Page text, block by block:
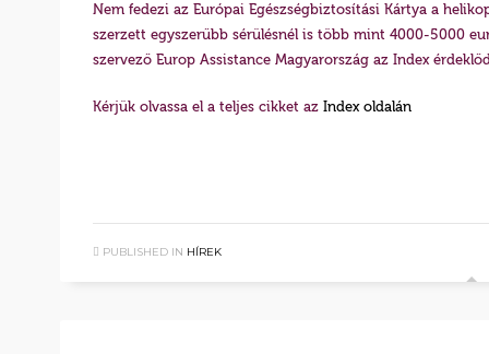
Nem fedezi az Európai Egészségbiztosítási Kártya a
szerzett egyszerűbb sérülésnél is több mint 4000-5000
szervező Europ Assistance Magyarország az Index
Kérjük olvassa el a teljes cikket az Index oldalán
PUBLISHED IN HÍREK